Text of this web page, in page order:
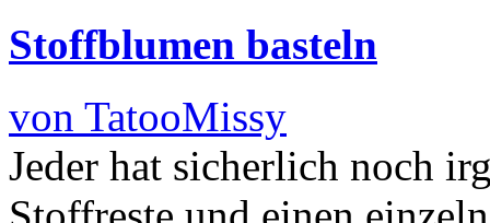
Stoffblumen basteln
von TatooMissy
Jeder hat sicherlich noch